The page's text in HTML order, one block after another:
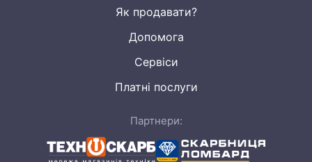
Як продавати?
Допомога
Сервіси
Платні послуги
Партнери: